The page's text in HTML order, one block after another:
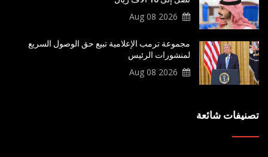
2026 Aug 08
مجموعة ترمب الإعلامية تبيع حق الوصول السريع
لمنشورات الرئيس
2026 Aug 08
تصنيفات شائعة